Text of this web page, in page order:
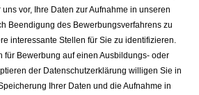
vor, Ihre Daten zur Aufnahme in unseren
Beendigung des Bewerbungsverfahrens zu
interessante Stellen für Sie zu identifizieren.
für Bewerbung auf einen Ausbildungs- oder
der Datenschutzerklärung willigen Sie in
Ihrer Daten und die Aufnahme in